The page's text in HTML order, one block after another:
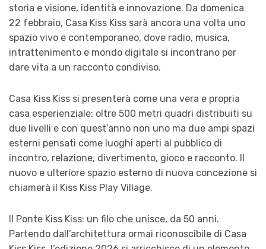
storia e visione, identità e innovazione. Da domenica
22 febbraio, Casa Kiss Kiss sarà ancora una volta uno
spazio vivo e contemporaneo, dove radio, musica,
intrattenimento e mondo digitale si incontrano per
dare vita a un racconto condiviso.
Casa Kiss Kiss si presenterà come una vera e propria
casa esperienziale: oltre 500 metri quadri distribuiti su
due livelli e con quest’anno non uno ma due ampi spazi
esterni pensati come luoghi aperti al pubblico di
incontro, relazione, divertimento, gioco e racconto. Il
nuovo e ulteriore spazio esterno di nuova concezione si
chiamerà il Kiss Kiss Play Village.
Il Ponte Kiss Kiss: un filo che unisce, da 50 anni.
Partendo dall’architettura ormai riconoscibile di Casa